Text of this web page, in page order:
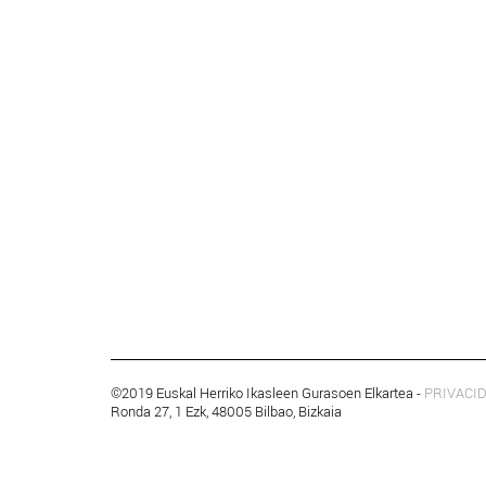
©2019 Euskal Herriko Ikasleen Gurasoen Elkartea -
Ronda 27, 1 Ezk, 48005 Bilbao, Bizkaia